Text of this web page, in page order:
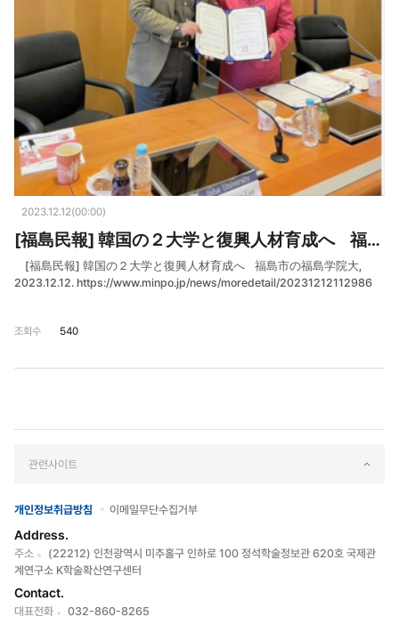
2023.12.12(00:00)
[福島民報] 韓国の２大学と復興人材育成へ 福島市の福島学院大
2023.12.12. https://www.minpo.jp/news/moredetail/20231212112986
조회수 540
개인정보취급방침 이메일무단수집거부
Address.
주소
(22212) 인천광역시 미추홀구 인하로 100 정석학술정보관 620호 국제관
계연구소 K학술확산연구센터
Contact.
대표전화 032-860-8265
관련사이트